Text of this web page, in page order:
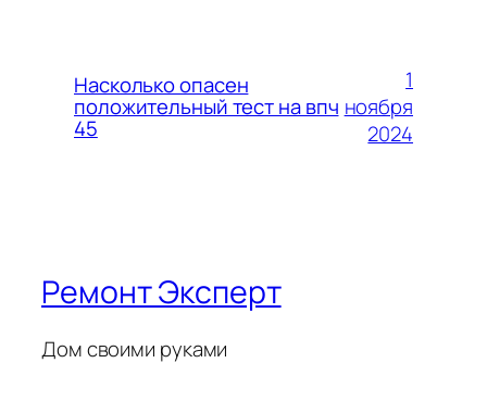
Насколько опасен
положительный тест на впч
45
1
ноября
2024
Ремонт Эксперт
Дом своими руками